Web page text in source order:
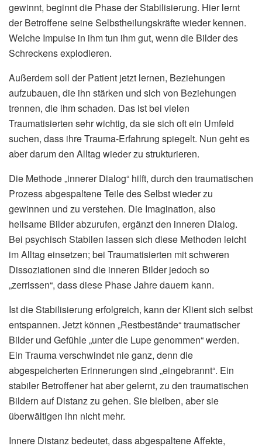
gewinnt, beginnt die Phase der Stabilisierung. Hier lernt
der Betroffene seine Selbstheilungskräfte wieder kennen.
Welche Impulse in ihm tun ihm gut, wenn die Bilder des
Schreckens explodieren.
Außerdem soll der Patient jetzt lernen, Beziehungen
aufzubauen, die ihn stärken und sich von Beziehungen
trennen, die ihm schaden. Das ist bei vielen
Traumatisierten sehr wichtig, da sie sich oft ein Umfeld
suchen, dass ihre Trauma-Erfahrung spiegelt. Nun geht es
aber darum den Alltag wieder zu strukturieren.
Die Methode „innerer Dialog“ hilft, durch den traumatischen
Prozess abgespaltene Teile des Selbst wieder zu
gewinnen und zu verstehen. Die Imagination, also
heilsame Bilder abzurufen, ergänzt den inneren Dialog.
Bei psychisch Stabilen lassen sich diese Methoden leicht
im Alltag einsetzen; bei Traumatisierten mit schweren
Dissoziationen sind die inneren Bilder jedoch so
„zerrissen“, dass diese Phase Jahre dauern kann.
Ist die Stabilisierung erfolgreich, kann der Klient sich selbst
entspannen. Jetzt können „Restbestände“ traumatischer
Bilder und Gefühle „unter die Lupe genommen“ werden.
Ein Trauma verschwindet nie ganz, denn die
abgespeicherten Erinnerungen sind „eingebrannt“. Ein
stabiler Betroffener hat aber gelernt, zu den traumatischen
Bildern auf Distanz zu gehen. Sie bleiben, aber sie
überwältigen ihn nicht mehr.
Innere Distanz bedeutet, dass abgespaltene Affekte,